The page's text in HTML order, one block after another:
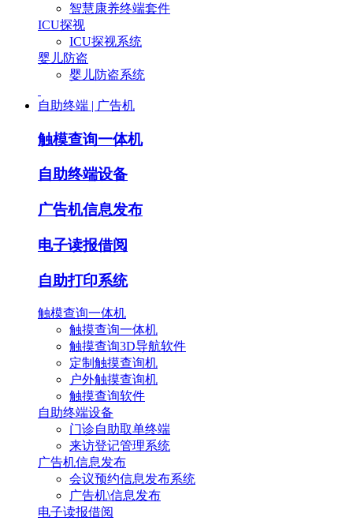
智慧康养终端套件
ICU探视
ICU探视系统
婴儿防盗
婴儿防盗系统
自助终端 | 广告机
触模查询一体机
自助终端设备
广告机信息发布
电子读报借阅
自助打印系统
触模查询一体机
触摸查询一体机
触摸查询3D导航软件
定制触摸查询机
户外触摸查询机
触摸查询软件
自助终端设备
门诊自助取单终端
来访登记管理系统
广告机信息发布
会议预约信息发布系统
广告机\信息发布
电子读报借阅